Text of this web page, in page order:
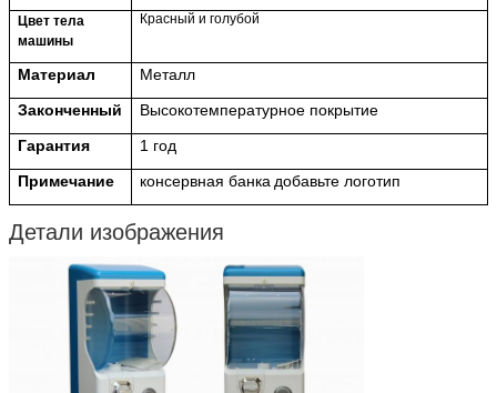
Цвет тела
машины
Красный и голубой
Материал
Металл
Законченный
Высокотемпературное покрытие
Гарантия
1 год
Примечание
консервная банка добавьте логотип
Детали изображения